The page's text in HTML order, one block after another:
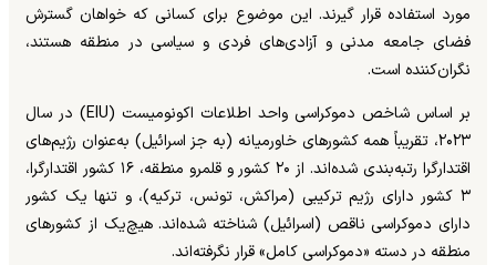
مورد استفاده قرار گیرند. این موضوع برای کسانی که خواهان گسترش
فضای جامعه مدنی و آزادی‌های فردی و سیاسی در منطقه هستند،
نگران‌کننده است.
بر اساس شاخص دموکراسی واحد اطلاعات اکونومیست (EIU) در سال
۲۰۲۳، تقریباً همه کشورهای خاورمیانه (به جز اسرائیل) به‌عنوان رژیم‌های
اقتدارگرا رتبه‌بندی شده‌اند. از ۲۰ کشور و قلمرو منطقه، ۱۶ کشور اقتدارگرا،
۳ کشور دارای رژیم ترکیبی (مراکش، تونس، ترکیه)، و تنها یک کشور
دارای دموکراسی ناقص (اسرائیل) شناخته شده‌اند. هیچ‌یک از کشورهای
منطقه در دسته «دموکراسی کامل» قرار نگرفته‌اند.